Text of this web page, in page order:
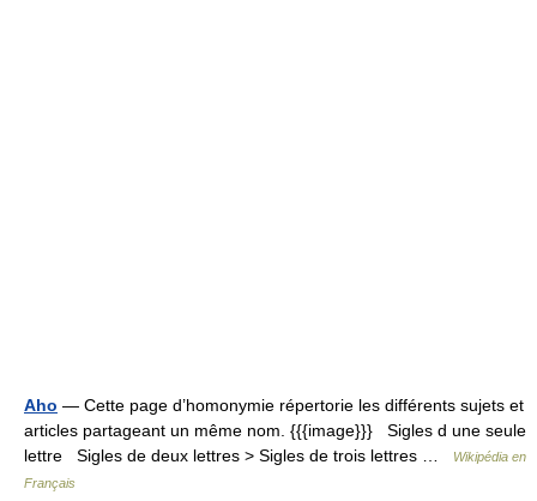
Aho — Cette page d’homonymie répertorie les différents sujets et
articles partageant un même nom. {{{image}}} Sigles d une seule
lettre Sigles de deux lettres > Sigles de trois lettres …
Wikipédia en
Français